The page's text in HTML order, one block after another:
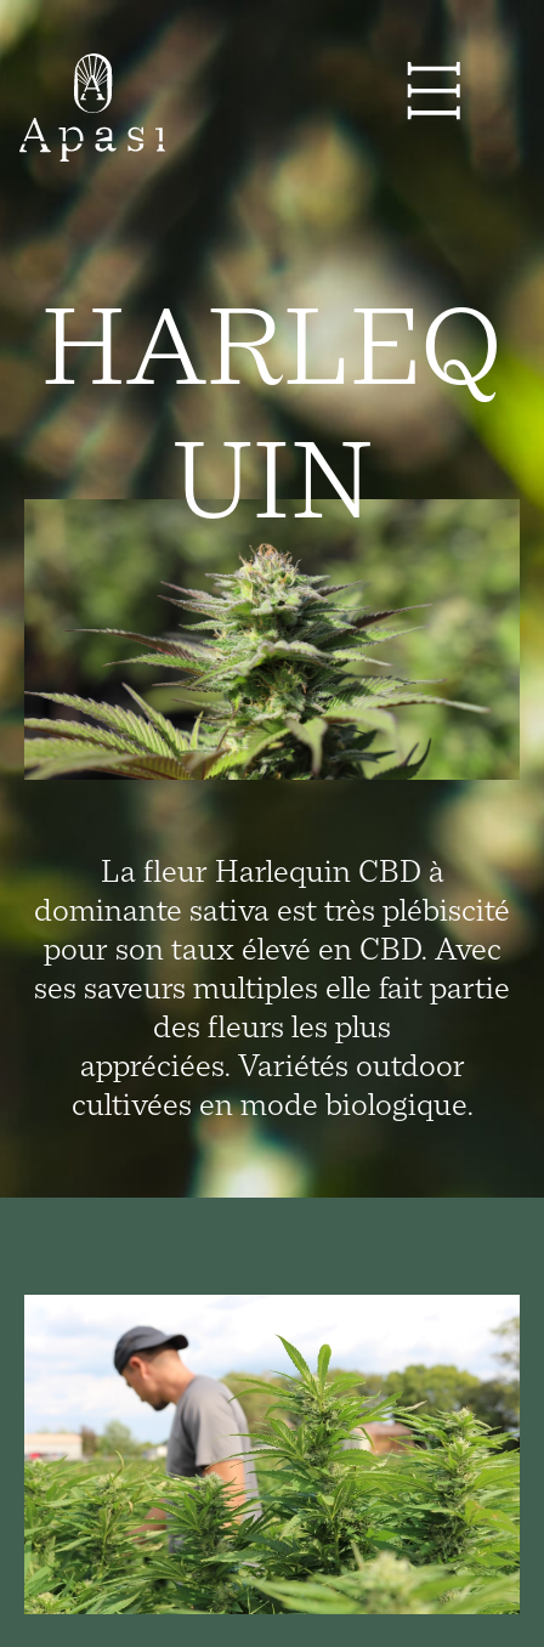
HARLEQ
UIN
La fleur Harlequin CBD à
dominante sativa est très plébiscité
pour son taux élevé en CBD. Avec
ses saveurs multiples elle fait partie
des fleurs les plus
appréciées. Variétés outdoor
cultivées en mode biologique.